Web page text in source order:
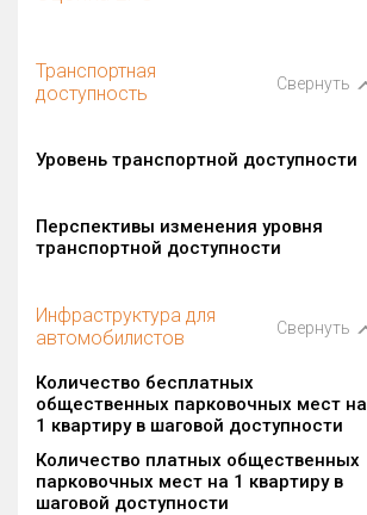
Транспортная
доступность
Свернуть
Уровень транспортной доступности
Перспективы изменения уровня
транспортной доступности
Инфраструктура для
автомобилистов
Свернуть
Количество бесплатных
общественных парковочных мест на
1 квартиру в шаговой доступности
Количество платных общественных
парковочных мест на 1 квартиру в
шаговой доступности